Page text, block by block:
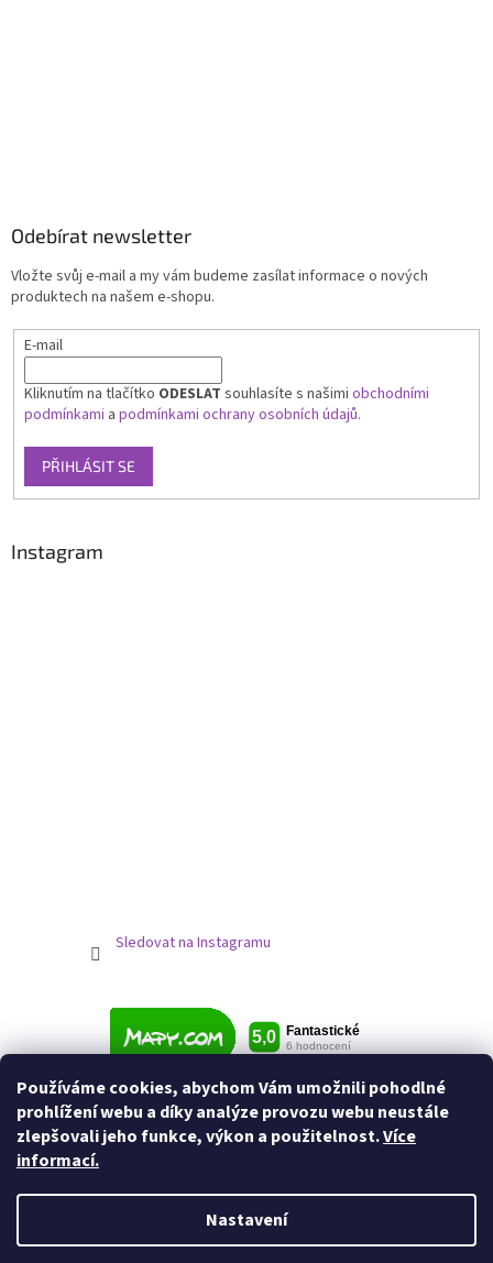
Používáme cookies, abychom Vám umožnili pohodlné
prohlížení webu a díky analýze provozu webu neustále
zlepšovali jeho funkce, výkon a použitelnost.Více
informací.
Nastavení
Odebírat newsletter
Vložte svůj e-mail a my vám budeme zasílat informace o nových
produktech na našem e-shopu.
E-mail
Kliknutím na tlačítko ODESLAT souhlasíte s našimi obchodními
podmínkami a podmínkami ochrany osobních údajů.
PŘIHLÁSIT SE
Instagram
Sledovat na Instagramu
Vytvořil Shoptet